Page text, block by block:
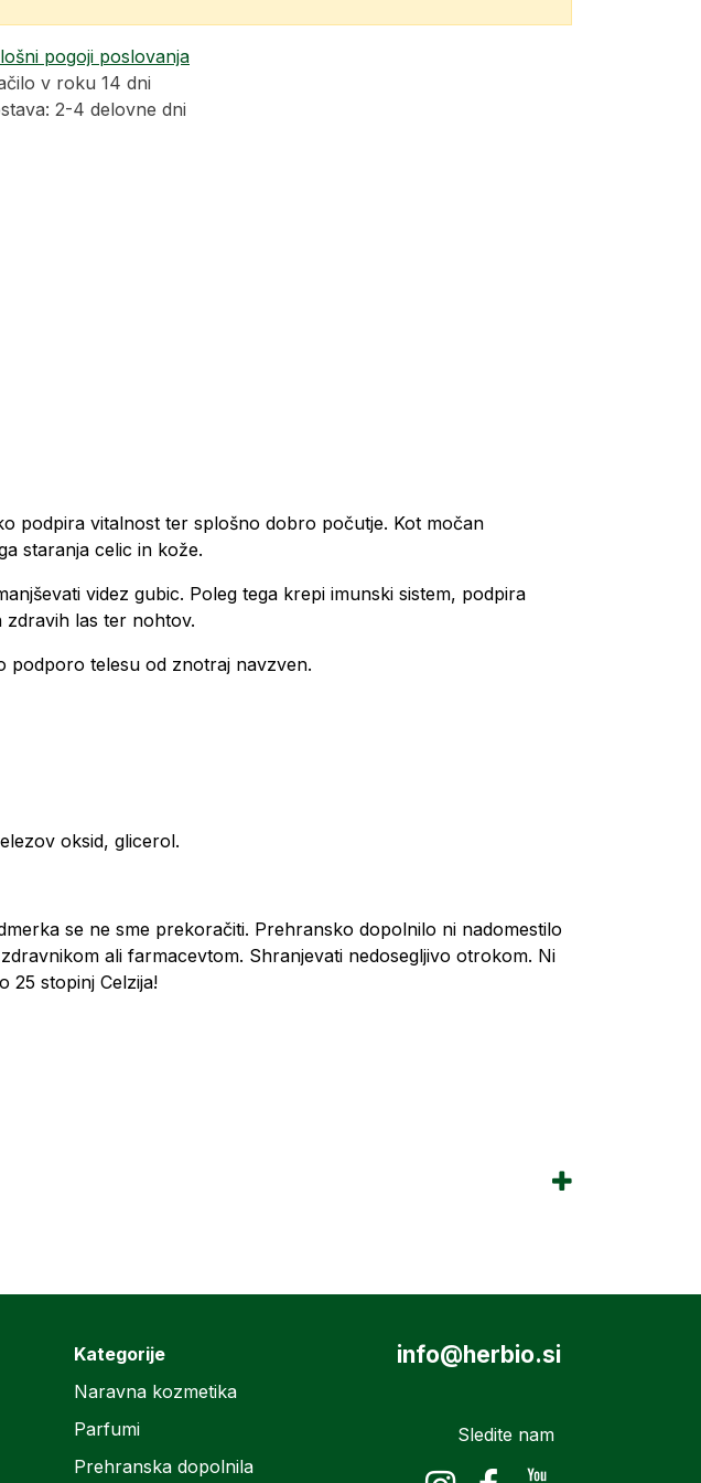
pogoji poslovanja
v roku 14 dni
2-4 delovne dni
podpira vitalnost ter splošno dobro počutje. Kot močan
staranja celic in kože.
videz gubic. Poleg tega krepi imunski sistem, podpira
las ter nohtov.
podporo telesu od znotraj navzven.
oksid, glicerol.
se ne sme prekoračiti. Prehransko dopolnilo ni nadomestilo
ali farmacevtom. Shranjevati nedosegljivo otrokom. Ni
25 stopinj Celzija!
Kategorije
Naravna kozmetika
Parfumi
Prehranska dopolnila
info@herbio.si
Sledite nam